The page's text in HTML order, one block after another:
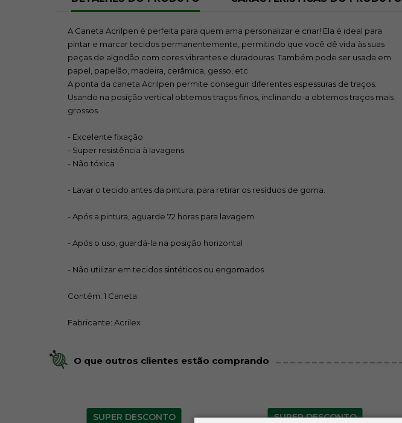
A Caneta Acrilpen é perfeita para quem ama personalizar e criar! Ela é ideal para
pintar e marcar tecidos permanentemente, permitindo que você dê vida às suas
peças de algodão com cores vibrantes e duradouras. Também pode ser usada em
papel, papelão, madeira, cerâmica, gesso, etc.
A ponta da caneta Acrilpen permite conseguir diferentes espessuras de traços.
Usando na posição vertical obtemos traços finos, inclinando-a obtemos traços mais
grossos.
- Excelente fixação
- Super resistência à lavagens
- Não tóxica
- Lavar o tecido antes da pintura, para retirar os resíduos de goma.
- Após a pintura, aguarde 72 horas para lavagem
- Após o uso, guardá-la na posição horizontal
- Não utilizar em tecidos sintéticos ou engomados
Contém: 1 Caneta
Fabricante: Acrilex
O que outros clientes estão comprando
SUPER DESCONTO SUPER DESCONTO